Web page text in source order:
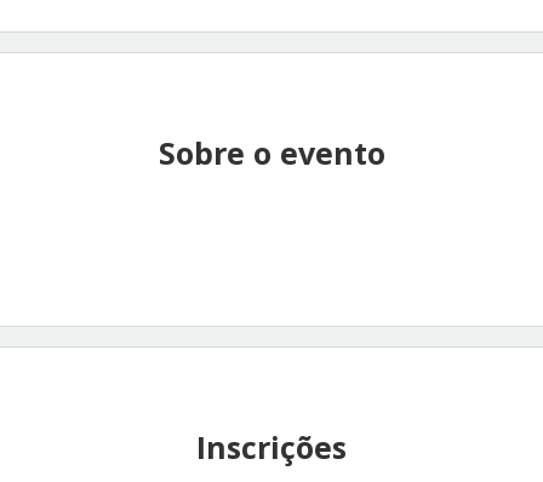
Sobre o evento
Inscrições